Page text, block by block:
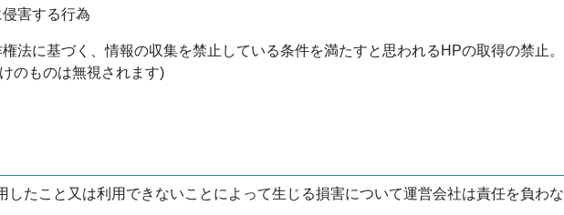
害する行為
法に基づく、情報の収集を禁止している条件を満たすと思われるHPの取得の禁止。
のものは無視されます)
したこと又は利用できないことによって生じる損害について運営会社は責任を負わな